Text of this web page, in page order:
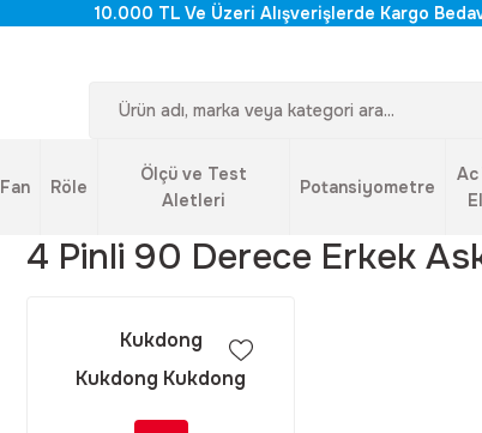
10.000 TL Ve Üzeri Alışverişlerde Kargo
Fan Röle
Ölçü ve Test
Aletleri
Potansiyometre
Ac
4 Pinli 90 Derece Erkek
Kukdong
Kukdong Kukdong